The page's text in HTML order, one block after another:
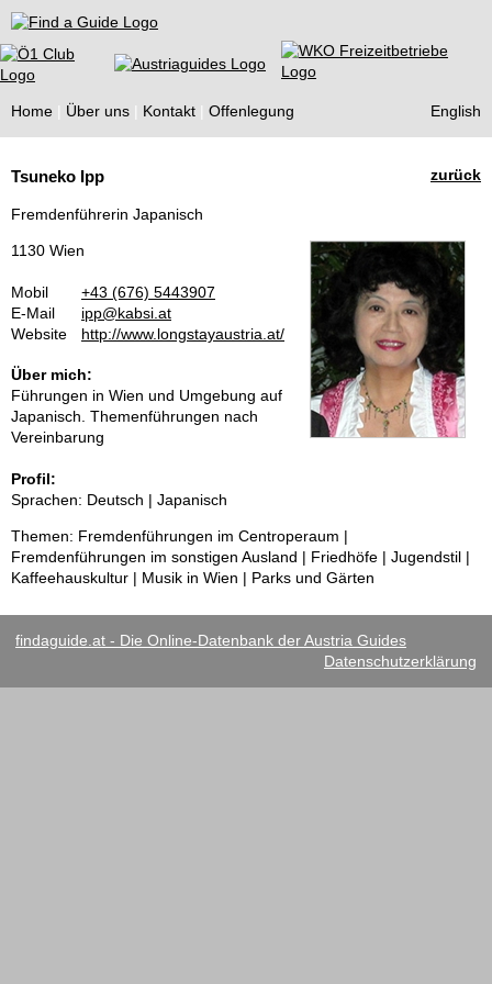
Find a Guide
Home Über uns Kontakt Offenlegung English
Guides
zurück
Tsuneko Ipp
Fremdenführerin Japanisch
1130 Wien
Mobil
+43 (676) 5443907
E-Mail
ipp@kabsi.at
Website
http://www.longstayaustria.at/
Über mich:
Führungen in Wien und Umgebung auf
Japanisch. Themenführungen nach
Vereinbarung
Profil:
Sprachen: Deutsch | Japanisch
Themen: Fremdenführungen im Centroperaum |
Fremdenführungen im sonstigen Ausland | Friedhöfe | Jugendstil |
Kaffeehauskultur | Musik in Wien | Parks und Gärten
findaguide.at - Die Online-Datenbank der Austria Guides
Datenschutzerklärung